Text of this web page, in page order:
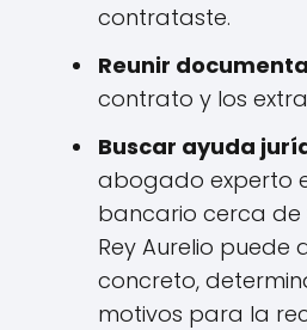
contrataste.
Reunir
contrato y los
Buscar ayuda
abogado experto
bancario cerca de
Rey Aurelio puede
concreto,
motivos para la